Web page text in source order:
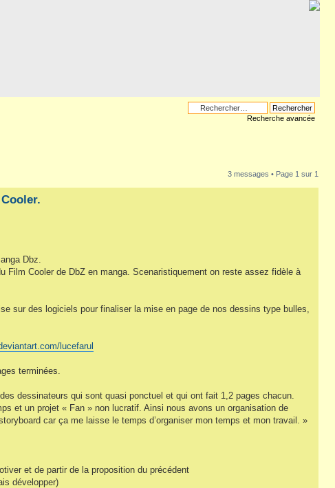
Recherche avancée
3 messages • Page 1 sur 1
Dbz.
Film Cooler de DbZ en manga. Scenaristiquement on reste assez fidèle à
sur des logiciels pour finaliser la mise en page de nos dessins type bulles,
lucefarul
terminées.
dessinateurs qui sont quasi ponctuel et qui ont fait 1,2 pages chacun.
et un projet « Fan » non lucratif. Ainsi nous avons un organisation de
car ça me laisse le temps d’organiser mon temps et mon travail. »
et de partir de la proposition du précédent
développer)